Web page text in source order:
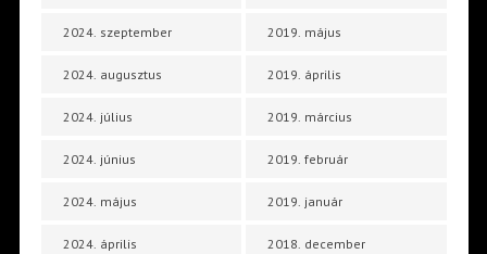
2024. szeptember
2024. augusztus
2024. július
2024. június
2024. május
2024. április
2019. május
2019. április
2019. március
2019. február
2019. január
2018. december